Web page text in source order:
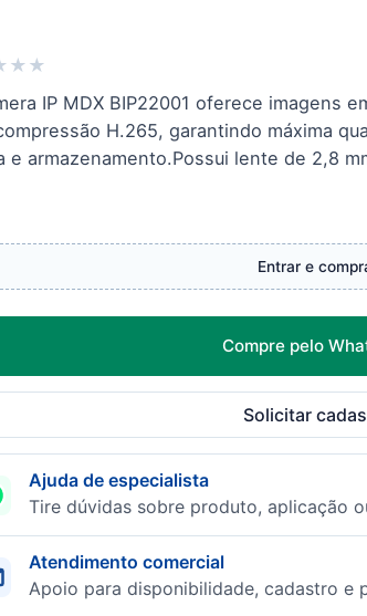
★ ★
IP MDX BIP22001 oferece imagens
H.265, garantindo máxima
e armazenamento.Possui lente de 2,8
Entrar e
Compre pelo
Solicitar
Ajuda de especialista
Tire dúvidas sobre produto, aplicação
Atendimento comercial
Apoio para disponibilidade, cadastro e